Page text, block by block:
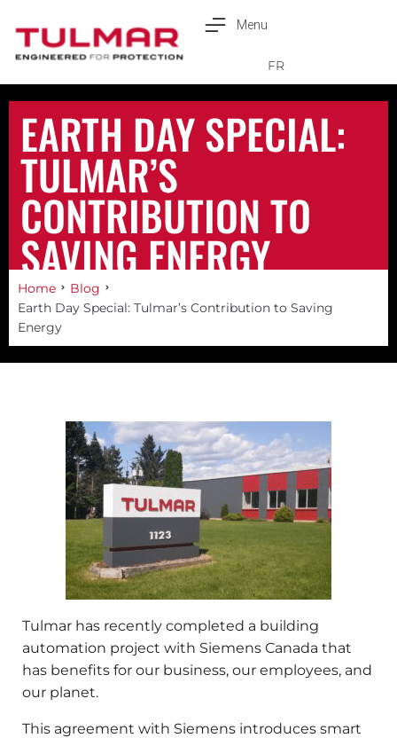
Menu
FRFrançais
EARTH DAY SPECIAL:
TULMAR’S
CONTRIBUTION TO
SAVING ENERGY
Home
Blog
Earth Day Special: Tulmar’s Contribution to Saving
Energy
Tulmar has recently completed a building
automation project with Siemens Canada that
has benefits for our business, our employees, and
our planet.
This agreement with Siemens introduces smart